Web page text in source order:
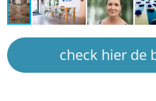
check hier de